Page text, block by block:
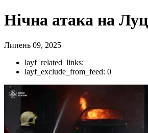
Нічна атака на
Липень 09, 2025
layf_related_links:
layf_exclude_from_feed: 0